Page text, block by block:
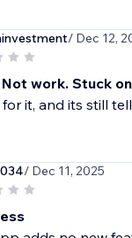
/ Dec 12,
work. Stuck
it, and its still
/ Dec 11, 2025